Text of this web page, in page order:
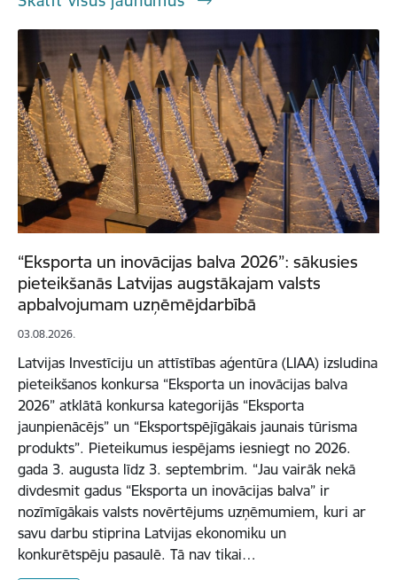
“Eksporta un inovācijas balva 2026”: sākusies
pieteikšanās Latvijas augstākajam valsts
apbalvojumam uzņēmējdarbībā
03.08.2026.
Latvijas Investīciju un attīstības aģentūra (LIAA) izsludina
pieteikšanos konkursa “Eksporta un inovācijas balva
2026” atklātā konkursa kategorijās “Eksporta
jaunpienācējs” un “Eksportspējīgākais jaunais tūrisma
produkts”. Pieteikumus iespējams iesniegt no 2026.
gada 3. augusta līdz 3. septembrim. “Jau vairāk nekā
divdesmit gadus “Eksporta un inovācijas balva” ir
nozīmīgākais valsts novērtējums uzņēmumiem, kuri ar
savu darbu stiprina Latvijas ekonomiku un
konkurētspēju pasaulē. Tā nav tikai…